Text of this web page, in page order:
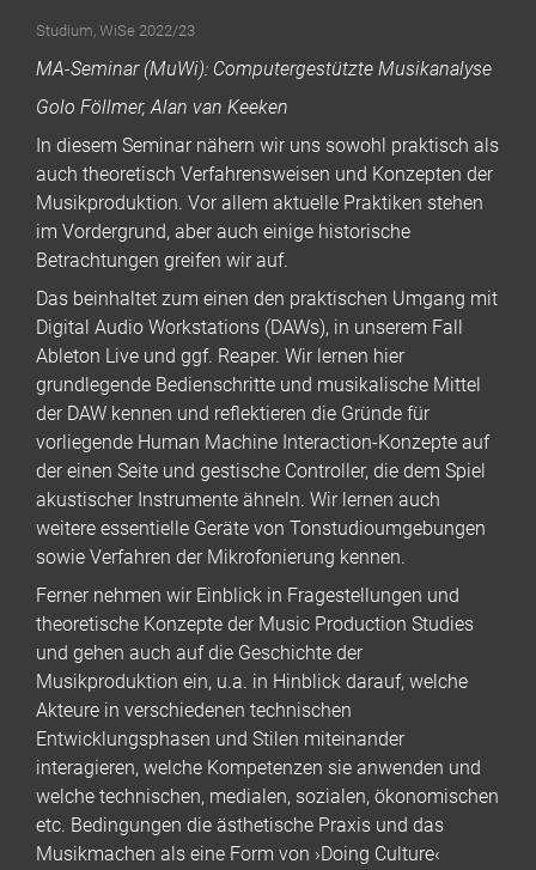
Studium, WiSe 2022/23
MA-Seminar (MuWi): Computergestützte Musikanalyse
Golo Föllmer, Alan van Keeken
In diesem Seminar nähern wir uns sowohl praktisch als
auch theoretisch Verfahrensweisen und Konzepten der
Musikproduktion. Vor allem aktuelle Praktiken stehen
im Vordergrund, aber auch einige historische
Betrachtungen greifen wir auf.
Das beinhaltet zum einen den praktischen Umgang mit
Digital Audio Workstations (DAWs), in unserem Fall
Ableton Live und ggf. Reaper. Wir lernen hier
grundlegende Bedienschritte und musikalische Mittel
der DAW kennen und reflektieren die Gründe für
vorliegende Human Machine Interaction-Konzepte auf
der einen Seite und gestische Controller, die dem Spiel
akustischer Instrumente ähneln. Wir lernen auch
weitere essentielle Geräte von Tonstudioumgebungen
sowie Verfahren der Mikrofonierung kennen.
Ferner nehmen wir Einblick in Fragestellungen und
theoretische Konzepte der Music Production Studies
und gehen auch auf die Geschichte der
Musikproduktion ein, u.a. in Hinblick darauf, welche
Akteure in verschiedenen technischen
Entwicklungsphasen und Stilen miteinander
interagieren, welche Kompetenzen sie anwenden und
welche technischen, medialen, sozialen, ökonomischen
etc. Bedingungen die ästhetische Praxis und das
Musikmachen als eine Form von ›Doing Culture‹